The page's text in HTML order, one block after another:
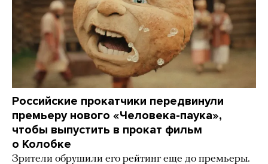
Российские прокатчики передвинули
премьеру нового «Человека-паука»,
чтобы выпустить в прокат фильм
о Колобке
Зрители обрушили его рейтинг еще до премьеры.